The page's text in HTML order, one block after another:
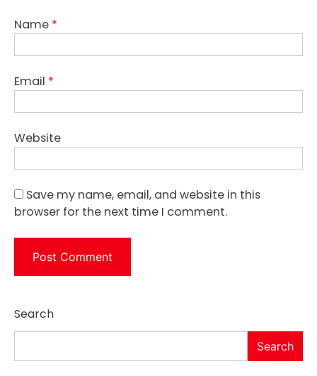
Name *
Email *
Website
Save my name, email, and website in this
browser for the next time I comment.
Search
Search